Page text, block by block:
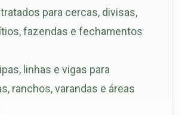
para cercas, divisas,
fazendas e fechamentos
linhas e vigas para
ranchos, varandas e áreas